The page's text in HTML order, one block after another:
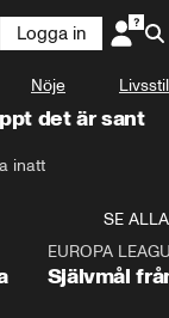
Logga in
Nöje Livsstil
det är sant
inatt
SE ALLA
EUROPA
Självmål